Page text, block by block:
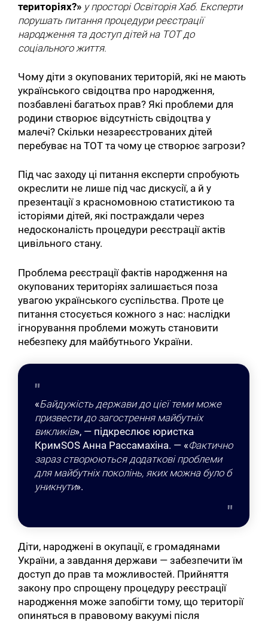
територіях?» у просторі Освіторія Хаб. Експерти
порушать питання процедури реєстрації
народження та доступ дітей на ТОТ до
соціального життя.
Чому діти з окупованих територій, які не мають
українського свідоцтва про народження,
позбавлені багатьох прав? Які проблеми для
родини створює відсутність свідоцтва у
малечі? Скільки незареєстрованих дітей
перебуває на ТОТ та чому це створює загрози?
Під час заходу ці питання експерти спробують
окреслити не лише під час дискусії, а й у
презентації з красномовною статистикою та
історіями дітей, які постраждали через
недосконалість процедури реєстрації актів
цивільного стану.
Проблема реєстрації фактів народження на
окупованих територіях залишається поза
увагою українського суспільства. Проте це
питання стосується кожного з нас: наслідки
ігнорування проблеми можуть становити
небезпеку для майбутнього України.
«Байдужість держави до цієї теми може
призвести до загострення майбутніх
викликів», — підкреслює юристка
КримSOS Анна Рассамахіна. — «Фактично
зараз створюються додаткові проблеми
для майбутніх поколінь, яких можна було б
уникнути».
Діти, народжені в окупації, є громадянами
України, а завдання держави — забезпечити їм
доступ до прав та можливостей. Прийняття
закону про спрощену процедуру реєстрації
народження може запобігти тому, що території
опиняться в правовому вакуумі після